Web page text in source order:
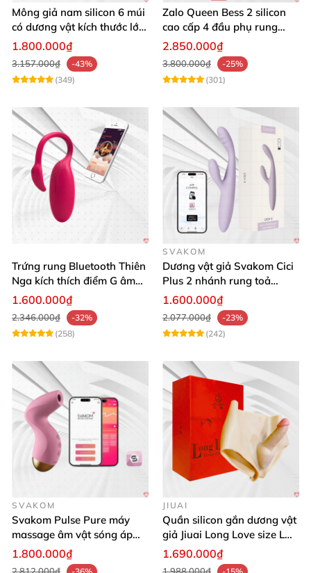
Mông giả nam silicon 6 múi
có dương vật kích thước lớn
cực thật
1.800.000₫
3.157.000₫
-43%
(349)
Zalo Queen Bess 2 silicon
cao cấp 4 đầu phụ rung
nhiệt đa điểm
2.850.000₫
3.800.000₫
-25%
(301)
Trứng rung Bluetooth Thiên
Nga kích thích điểm G âm
vật thay đổi không khí yêu
1.600.000₫
2.346.000₫
-32%
(258)
SVAKOM
Dương vật giả Svakom Cici
Plus 2 nhánh rung toả
nhiệt, điều khiển app
1.600.000₫
2.077.000₫
-23%
(242)
SVAKOM
Svakom Pulse Pure máy
massage âm vật sóng áp
lực điều khiển app cao cấp
1.800.000₫
2.812.000₫
-36%
JIUAI
Quần silicon gắn dương vật
giả Jiuai Long Love size L
cho nữ les
1.690.000₫
1.988.000₫
-15%